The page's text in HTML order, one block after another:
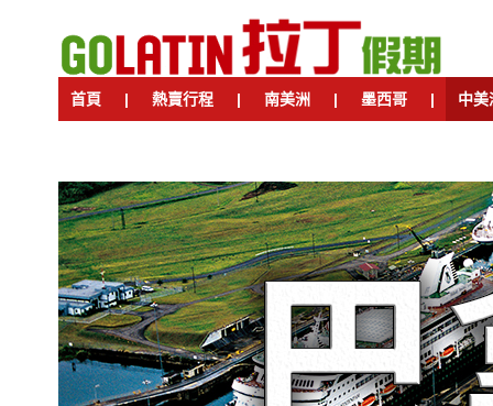
首頁 | 熱賣行程 | 南美洲 | 墨西哥 | 中美